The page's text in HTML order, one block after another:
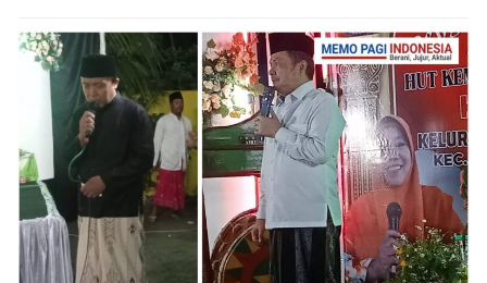
dilibatkan, mulai dari PAUD, TK, SD, SMP, hingga
MA, MTs, dan SMA.
Namun, karya yang ditampilkan merupakan hasil seleksi
terbaik dari masing-masing lembaga pendidikan di
seluruh Kabupaten Jember.
“Ini adalah puncak dari proses panjang seleksi karya